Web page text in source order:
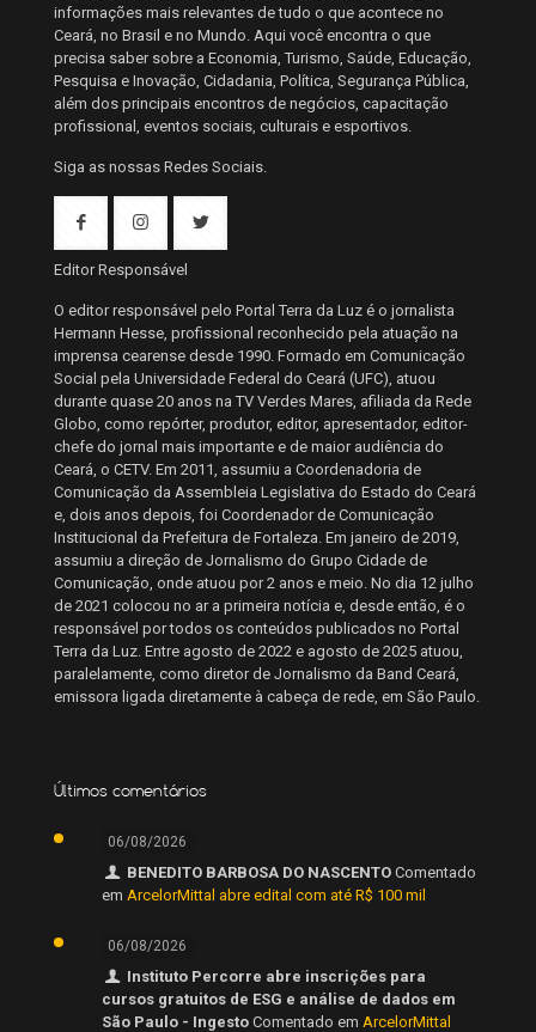
informações mais relevantes de tudo o que acontece no
Ceará, no Brasil e no Mundo. Aqui você encontra o que
precisa saber sobre a Economia, Turismo, Saúde, Educação,
Pesquisa e Inovação, Cidadania, Política, Segurança Pública,
além dos principais encontros de negócios, capacitação
profissional, eventos sociais, culturais e esportivos.
Siga as nossas Redes Sociais.
Editor Responsável
O editor responsável pelo Portal Terra da Luz é o jornalista
Hermann Hesse, profissional reconhecido pela atuação na
imprensa cearense desde 1990. Formado em Comunicação
Social pela Universidade Federal do Ceará (UFC), atuou
durante quase 20 anos na TV Verdes Mares, afiliada da Rede
Globo, como repórter, produtor, editor, apresentador, editor-
chefe do jornal mais importante e de maior audiência do
Ceará, o CETV. Em 2011, assumiu a Coordenadoria de
Comunicação da Assembleia Legislativa do Estado do Ceará
e, dois anos depois, foi Coordenador de Comunicação
Institucional da Prefeitura de Fortaleza. Em janeiro de 2019,
assumiu a direção de Jornalismo do Grupo Cidade de
Comunicação, onde atuou por 2 anos e meio. No dia 12 julho
de 2021 colocou no ar a primeira notícia e, desde então, é o
responsável por todos os conteúdos publicados no Portal
Terra da Luz. Entre agosto de 2022 e agosto de 2025 atuou,
paralelamente, como diretor de Jornalismo da Band Ceará,
emissora ligada diretamente à cabeça de rede, em São Paulo.
Últimos comentários
06/08/2026
BENEDITO BARBOSA DO NASCENTO Comentado
em ArcelorMittal abre edital com até R$ 100 mil
06/08/2026
Instituto Percorre abre inscrições para
cursos gratuitos de ESG e análise de dados em
São Paulo - Ingesto Comentado em ArcelorMittal